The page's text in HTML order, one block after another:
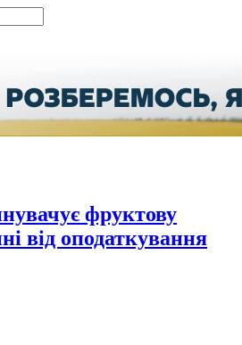
фруктову
від оподаткування